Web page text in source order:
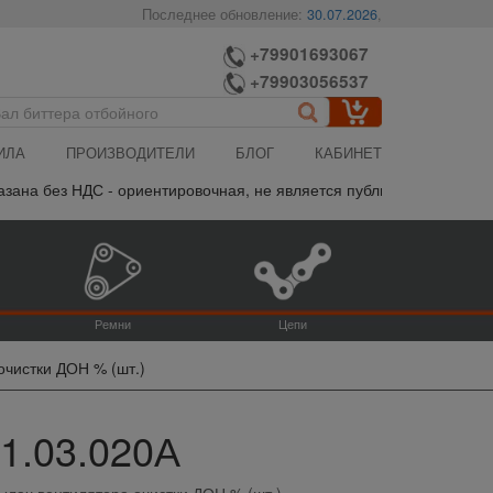
Последнее обновление:30.07.2026,
+79901693067
+79903056537
ПРОИЗВОДИТЕЛИ БЛОГ КАБИНЕТ
без НДС - ориентировочная, не является публичной офертой,
Ремни Цепи
ДОН % (шт.)